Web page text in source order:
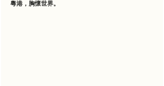
粵港，胸懷世界。